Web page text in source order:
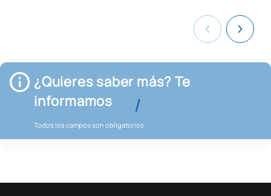
¿Quieres saber más? Te
informamos
Todos los campos son obligatorios